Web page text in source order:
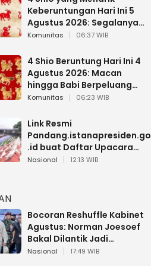
Keberuntungan Hari Ini 5
Agustus 2026: Segalanya
Berjalan Lancar
Komunitas 06:37 WIB
4 Shio Beruntung Hari Ini 4
Agustus 2026: Macan
hingga Babi Berpeluang
Dapat Kabar Baik
Komunitas 06:23 WIB
Link Resmi
Pandang.istanapresiden.go
.id buat Daftar Upacara
Bendera HUT RI di Istana
Nasional 12:13 WIB
Bocoran Reshuffle Kabinet
Agustus: Norman Joesoef
Bakal Dilantik Jadi
Wamenhan RI
Nasional 17:49 WIB